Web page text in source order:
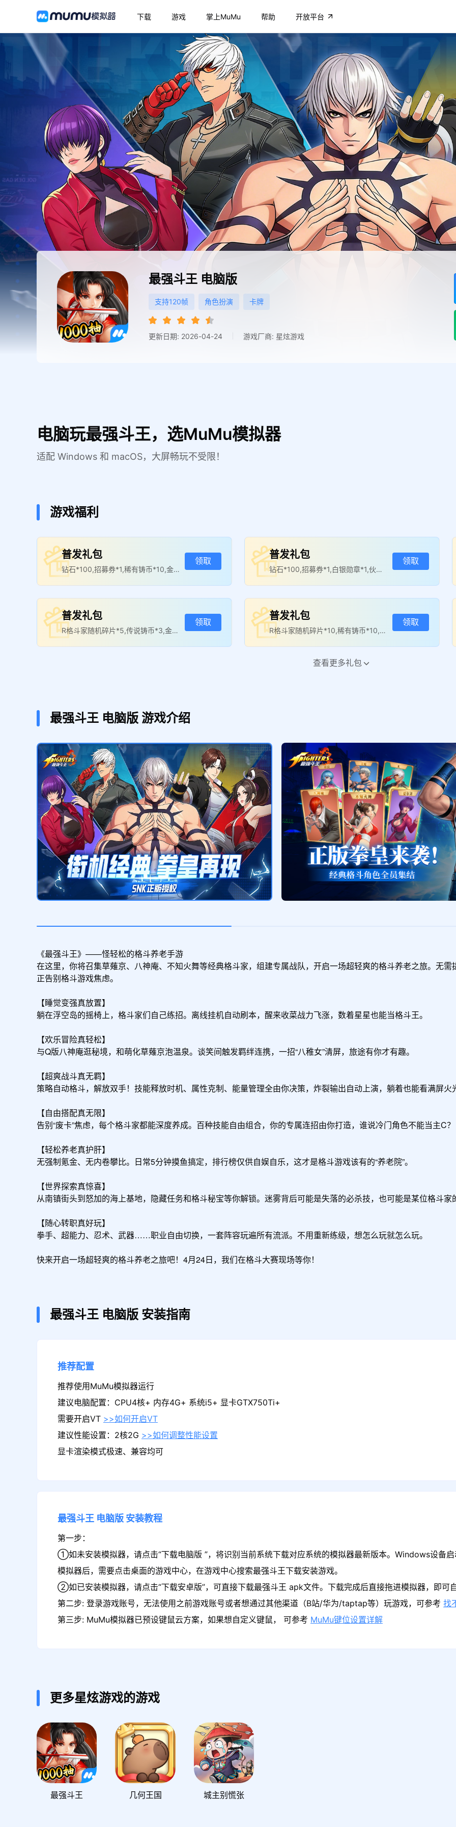
下载 游戏 掌上MuMu 帮助 开放平台
最强斗王 电脑版
支持120帧 角色扮演 卡牌
更新日期: 2026-04-24 游戏厂商: 星炫游戏
电脑玩最强斗王，选MuMu模拟器
适配 Windows 和 macOS，大屏畅玩不受限！
游戏福利
普发礼包
钻石*100,招募券*1,稀有铸币*10,金币
箱（2小时）*1
领取
普发礼包
钻石*100,招募券*1,白银勋章*1,伙伴
经验箱（2小时）*1
领取
普发礼包
R格斗家随机碎片*5,传说铸币*3,金币
箱（2小时）*1,伙伴经验箱（2小时）
领取
普发礼包
R格斗家随机碎片*10,稀有铸币*10,白
银勋章*1,金币箱（2小时）*1
领取
金币箱（6小时）*1,挑战券*1
领取
伙伴经验箱（6小时）*1,白银勋章*2
领取
尊享礼包
伙伴经验箱（2小时）*1，挑战券*1
领取
尊享礼包
金币箱（6小时）*1,挑战券*1
领取
尊享礼包
稀有铸币*10,金币箱（6小时）*1,入
场券*1
领取
尊享礼包
传说铸币*5,金币箱（6小时）*1,入场
券*2
领取
领取
查看更多礼包
最强斗王 电脑版 游戏介绍
《最强斗王》——怪轻松的格斗养老手游
在这里，你将召集草薙京、八神庵、不知火舞等经典格斗家，组建专属战队，开启一场超轻爽的格斗养老之旅。无
正告别格斗游戏焦虑。
【睡觉变强真放置】
躺在浮空岛的摇椅上，格斗家们自己练招。离线挂机自动刷本，醒来收菜战力飞涨，数着星星也能当格斗王。
【欢乐冒险真轻松】
与Q版八神庵逛秘境，和萌化草薙京泡温泉。谈笑间触发羁绊连携，一招“八稚女”清屏，旅途有你才有趣。
【超爽战斗真无羁】
策略自动格斗，解放双手！技能释放时机、属性克制、能量管理全由你决策，炸裂输出自动上演，躺着也能看满屏火
【自由搭配真无限】
告别“废卡”焦虑，每个格斗家都能深度养成。百种技能自由组合，你的专属连招由你打造，谁说冷门角色不能当主C？
【轻松养老真护肝】
无强制氪金、无内卷攀比。日常5分钟摸鱼搞定，排行榜仅供自娱自乐，这才是格斗游戏该有的“养老院”。
【世界探索真惊喜】
从南镇街头到怒加的海上基地，隐藏任务和格斗秘宝等你解锁。迷雾背后可能是失落的必杀技，也可能是某位格斗家
【随心转职真好玩】
拳手、超能力、忍术、武器……职业自由切换，一套阵容玩遍所有流派。不用重新练级，想怎么玩就怎么玩。
快来开启一场超轻爽的格斗养老之旅吧！4月24日，我们在格斗大赛现场等你！
最强斗王 电脑版 安装指南
推荐配置
推荐使用MuMu模拟器运行
建议电脑配置：CPU4核+ 内存4G+ 系统i5+ 显卡GTX750Ti+
需要开启VT >>如何开启VT
建议性能设置：2核2G >>如何调整性能设置
显卡渲染模式极速、兼容均可
最强斗王 电脑版 安装教程
第一步：
①如未安装模拟器，请点击“下载电脑版 ”，将识别当前系统下载对应系统的模拟器最新版本。Windows设备
模拟器后，需要点击桌面的游戏中心，在游戏中心搜索最强斗王下载安装游戏。
②如已安装模拟器，请点击“下载安卓版”，可直接下载最强斗王 apk文件。下载完成后直接拖进模拟器，即可
第二步: 登录游戏账号，无法使用之前游戏账号或者想通过其他渠道（B站/华为/taptap等）玩游戏，可参考 找
第三步: MuMu模拟器已预设键鼠云方案，如果想自定义键鼠， 可参考 MuMu键位设置详解
更多星炫游戏的游戏
最强斗王 几何王国 城主别慌张